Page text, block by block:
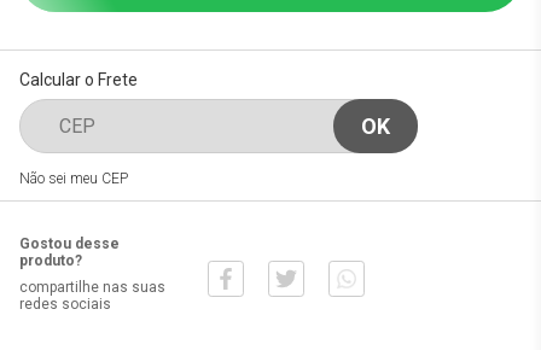
Calcular o Frete
Não sei meu CEP
Gostou desse
produto?
compartilhe nas suas
redes sociais